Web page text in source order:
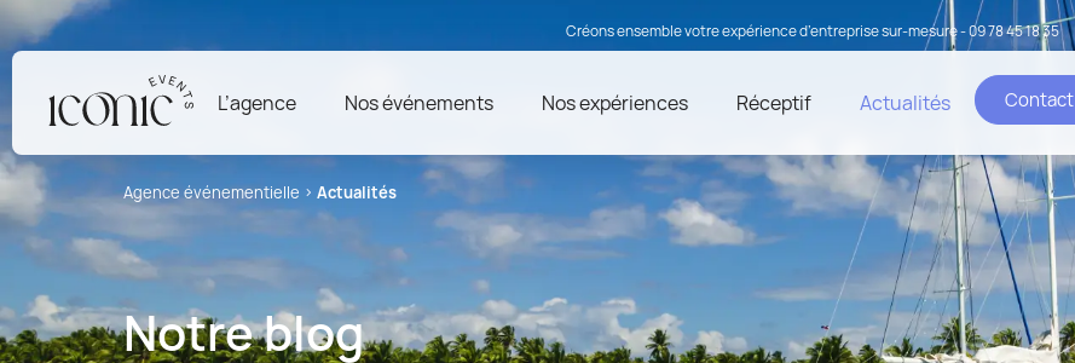
Créons ensemble votre expérience d’entreprise sur-mesure - 09 78 45 18 35
L’agence Nos événements Nos expériences Réceptif Actualités Contact
Agence événementielle › Actualités
Notre blog